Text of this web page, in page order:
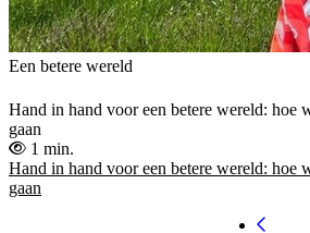
Een betere wereld
Hand in hand voor een betere wereld: hoe
gaan
1 min.
Hand in hand voor een betere wereld: hoe
gaan